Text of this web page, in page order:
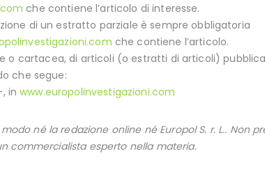
che contiene l’articolo di interesse.
di un estratto parziale è sempre obbligatoria
che contiene l’articolo.
o cartacea, di articoli (o estratti di articoli)
che segue:
, inwww.europolinvestigazioni.com
né la redazione online né Europol S. r. L.. Non
commercialista esperto nella materia.